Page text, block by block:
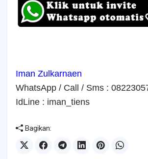
Iman Zulkarnaen
WhatsApp / Call / Sms :
IdLine : iman_tiens
Bagikan: